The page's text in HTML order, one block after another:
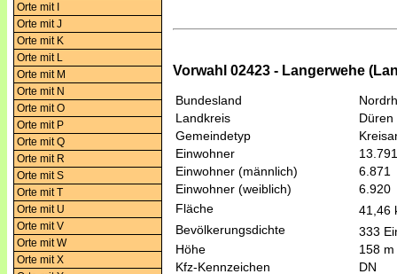
Orte mit I
Orte mit J
Orte mit K
Orte mit L
Orte mit M
Orte mit N
Orte mit O
Orte mit P
Orte mit Q
Orte mit R
Orte mit S
Orte mit T
Orte mit U
Orte mit V
Orte mit W
Orte mit X
Vorwahl 02423 - Langerwehe
Bundesland
Landkreis
Düren
Gemeindetyp
Einwohner
13.791
Einwohner (männlich)
6.871
Einwohner (weiblich)
6.920
Fläche
41,46
Bevölkerungsdichte
333
Höhe
158
Kfz-Kennzeichen
DN